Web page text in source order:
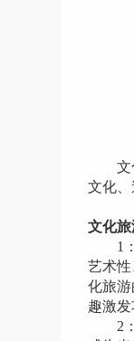
地址
全国
山
地址
全国
文化
文化
文化旅
1：
艺术
化旅
趣激
2：